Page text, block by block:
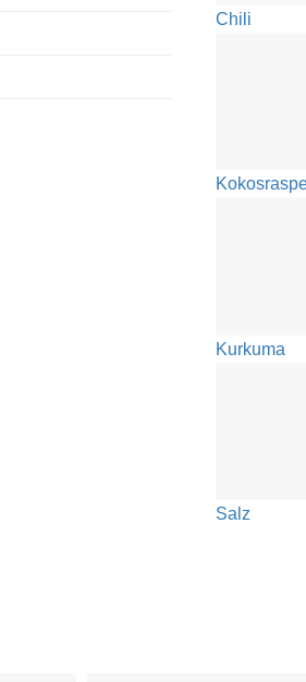
Chili
Kurkuma
Salz